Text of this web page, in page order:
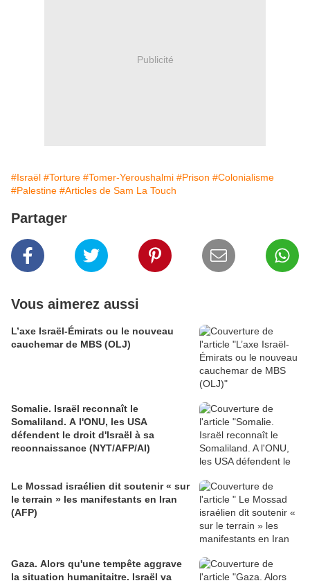
Publicité
#Israël #Torture #Tomer-Yeroushalmi #Prison #Colonialisme
#Palestine #Articles de Sam La Touch
Partager
Vous aimerez aussi
L’axe Israël-Émirats ou le nouveau
cauchemar de MBS (OLJ)
Somalie. Israël reconnaît le
Somaliland. A l'ONU, les USA
défendent le droit d'Israël à sa
reconnaissance (NYT/AFP/AI)
Le Mossad israélien dit soutenir « sur
le terrain » les manifestants en Iran
(AFP)
Gaza. Alors qu'une tempête aggrave
la situation humanitaitre. Israël va